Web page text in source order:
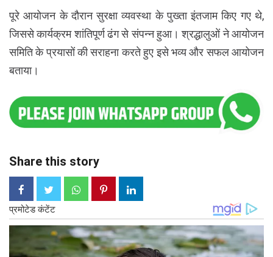
पूरे आयोजन के दौरान सुरक्षा व्यवस्था के पुख्ता इंतजाम किए गए थे,
जिससे कार्यक्रम शांतिपूर्ण ढंग से संपन्न हुआ। श्रद्धालुओं ने आयोजन
समिति के प्रयासों की सराहना करते हुए इसे भव्य और सफल आयोजन
बताया।
Share this story